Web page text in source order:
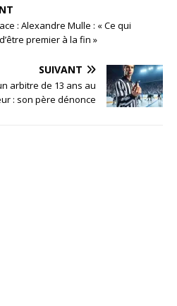
: Alexandre Mulle : « Ce qui
premier à la fin »
SUIVANT
arbitre de 13 ans au
: son père dénonce